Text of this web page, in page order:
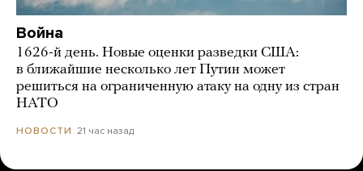
Война
1626-й день. Новые оценки разведки США:
в ближайшие несколько лет Путин может
решиться на ограниченную атаку на одну из стран
НАТО
НОВОСТИ 21 час назад